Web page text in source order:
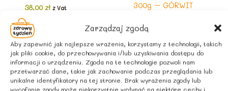
Zarządzaj zgodą
Aby zapewnić jak najlepsze wrażenia, korzystamy z technologii, takich
jak pliki cookie, do przechowywania i/lub uzyskiwania dostępu do
informacji o urządzeniu. Zgoda na te technologie pozwoli nam
przetwarzać dane, takie jak zachowanie podczas przeglądania lub
unikalne identyfikatory na tej stronie. Brak wyrażenia zgody lub
wycofanie zgody może niekorzystnie wpłynąć na niektóre cechy i
38,00zł z Vat
300g – GÓRWIT